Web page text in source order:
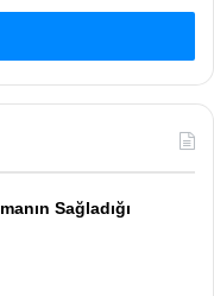
Sağladığı